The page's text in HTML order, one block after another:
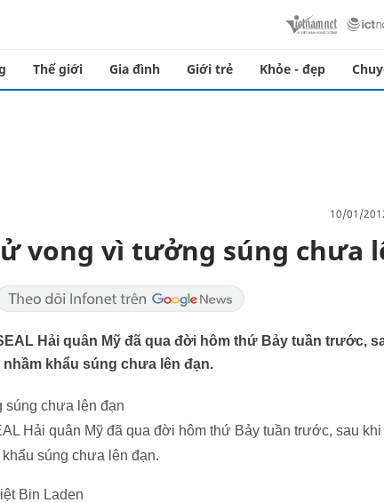
Thế giới Gia đình Giới trẻ Khỏe - đẹp
10/01/
vong vì tưởng súng chưa
Hải quân Mỹ đã qua đời hôm thứ Bảy tuần trước,
khẩu súng chưa lên đạn.
súng chưa lên đạn
Hải quân Mỹ đã qua đời hôm thứ Bảy tuần trước, sau
súng chưa lên đạn.
Bin Laden